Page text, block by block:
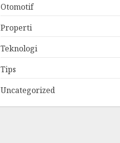
Otomotif
Properti
Teknologi
Tips
Uncategorized